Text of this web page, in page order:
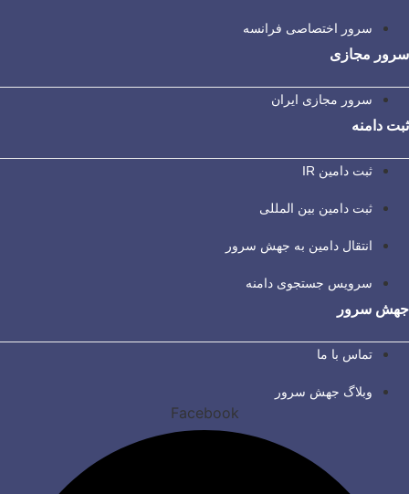
سرور اختصاصی فرانسه
سرور مجازی
سرور مجازی ایران
ثبت دامنه
ثبت دامین IR
ثبت دامین بین المللی
انتقال دامین به جهش سرور
سرویس جستجوی دامنه
جهش سرور
تماس با ما
وبلاگ جهش سرور
Facebook